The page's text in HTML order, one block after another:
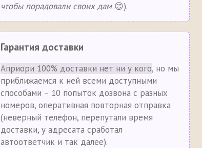
чтобы порадовали своих дам😊).
Гарантия доставки
Априори 100% доставки нет ни у кого, но мы
приближаемся к ней всеми доступными
способами – 10 попыток дозвона с разных
номеров, оперативная повторная отправка
(неверный телефон, перепутали время
доставки, у адресата сработал
автоответчик и так далее).